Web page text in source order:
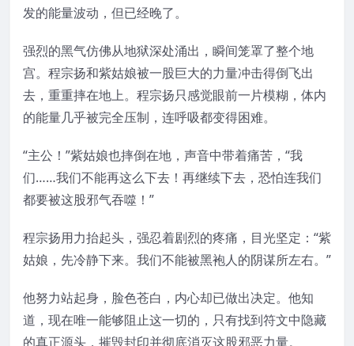
发的能量波动，但已经晚了。
强烈的黑气仿佛从地狱深处涌出，瞬间笼罩了整个地
宫。程宗扬和紫姑娘被一股巨大的力量冲击得倒飞出
去，重重摔在地上。程宗扬只感觉眼前一片模糊，体内
的能量几乎被完全压制，连呼吸都变得困难。
“主公！”紫姑娘也摔倒在地，声音中带着痛苦，“我
们……我们不能再这么下去！再继续下去，恐怕连我们
都要被这股邪气吞噬！”
程宗扬用力抬起头，强忍着剧烈的疼痛，目光坚定：“紫
姑娘，先冷静下来。我们不能被黑袍人的阴谋所左右。”
他努力站起身，脸色苍白，内心却已做出决定。他知
道，现在唯一能够阻止这一切的，只有找到符文中隐藏
的真正源头，摧毁封印并彻底消灭这股邪恶力量。